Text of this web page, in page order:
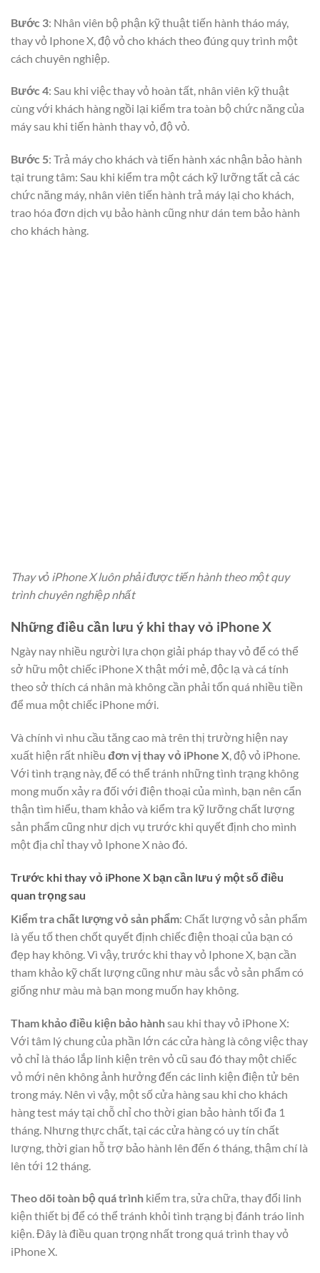
Bước 3: Nhân viên bộ phận kỹ thuật tiến hành tháo máy,
thay vỏ Iphone X, độ vỏ cho khách theo đúng quy trình một
cách chuyên nghiệp.
Bước 4: Sau khi việc thay vỏ hoàn tất, nhân viên kỹ thuật
cùng với khách hàng ngồi lại kiểm tra toàn bộ chức năng của
máy sau khi tiến hành thay vỏ, độ vỏ.
Bước 5: Trả máy cho khách và tiến hành xác nhận bảo hành
tại trung tâm: Sau khi kiểm tra một cách kỹ lưỡng tất cả các
chức năng máy, nhân viên tiến hành trả máy lại cho khách,
trao hóa đơn dịch vụ bảo hành cũng như dán tem bảo hành
cho khách hàng.
Thay vỏ iPhone X luôn phải được tiến hành theo một quy
trình chuyên nghiệp nhất
Những điều cần lưu ý khi thay vỏ iPhone X
Ngày nay nhiều người lựa chọn giải pháp thay vỏ để có thể
sở hữu một chiếc iPhone X thật mới mẻ, độc lạ và cá tính
theo sở thích cá nhân mà không cần phải tốn quá nhiều tiền
để mua một chiếc iPhone mới.
Và chính vì nhu cầu tăng cao mà trên thị trường hiện nay
xuất hiện rất nhiều đơn vị thay vỏ iPhone X, độ vỏ iPhone.
Với tình trạng này, để có thể tránh những tình trạng không
mong muốn xảy ra đối với điện thoại của mình, bạn nên cẩn
thận tìm hiểu, tham khảo và kiểm tra kỹ lưỡng chất lượng
sản phẩm cũng như dịch vụ trước khi quyết định cho mình
một địa chỉ thay vỏ Iphone X nào đó.
Trước khi thay vỏ iPhone X bạn cần lưu ý một số điều
quan trọng sau
Kiểm tra chất lượng vỏ sản phẩm: Chất lượng vỏ sản phẩm
là yếu tố then chốt quyết định chiếc điện thoại của bạn có
đẹp hay không. Vì vậy, trước khi thay vỏ Iphone X, bạn cần
tham khảo kỹ chất lượng cũng như màu sắc vỏ sản phẩm có
giống như màu mà bạn mong muốn hay không.
Tham khảo điều kiện bảo hànhsau khi thay vỏ iPhone X:
Với tâm lý chung của phần lớn các cửa hàng là công việc thay
vỏ chỉ là tháo lắp linh kiện trên vỏ cũ sau đó thay một chiếc
vỏ mới nên không ảnh hưởng đến các linh kiện điện tử bên
trong máy. Nên vì vậy, một số cửa hàng sau khi cho khách
hàng test máy tại chỗ chỉ cho thời gian bảo hành tối đa 1
tháng. Nhưng thực chất, tại các cửa hàng có uy tín chất
lượng, thời gian hỗ trợ bảo hành lên đến 6 tháng, thậm chí là
lên tới 12 tháng.
Theo dõi toàn bộ quá trình kiểm tra, sửa chữa, thay đổi linh
kiện thiết bị để có thể tránh khỏi tình trạng bị đánh tráo linh
kiện. Đây là điều quan trọng nhất trong quá trình thay vỏ
iPhone X.